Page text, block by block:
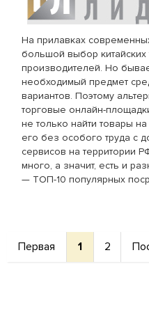
На прилавках
большой выбор
производителей. Но
необходимый предмет
вариантов. Поэтому
торговые онлайн-
не только найти товары
его без особого труда с
сервисов на территории
много, а значит, есть и
— ТОП-10 популярных
Первая 1 2